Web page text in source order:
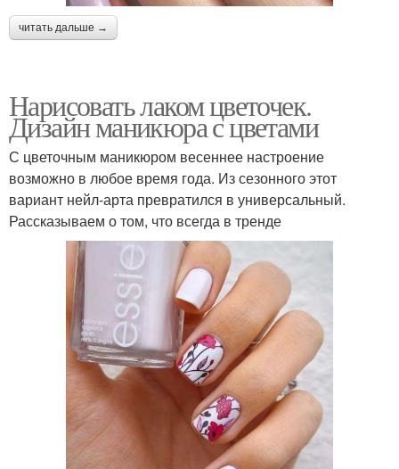
читать дальше →
Нарисовать лаком цветочек.
Дизайн маникюра с цветами
С цветочным маникюром весеннее настроение
возможно в любое время года. Из сезонного этот
вариант нейл-арта превратился в универсальный.
Рассказываем о том, что всегда в тренде